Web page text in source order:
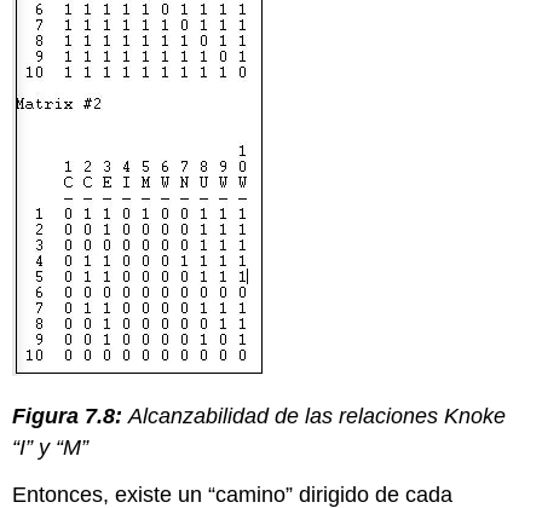
Figura 7.8: Alcanzabilidad de las relaciones Knoke
“I” y “M”
Entonces, existe un “camino” dirigido de cada